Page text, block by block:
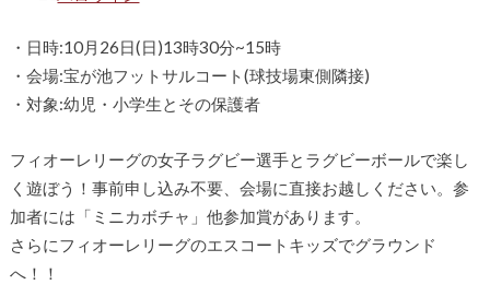
・日時:10月26日(日)13時30分~15時
・会場:宝が池フットサルコート(球技場東側隣接)
・対象:幼児・小学生とその保護者
フィオーレリーグの女子ラグビー選手とラグビーボールで楽し
く遊ぼう！事前申し込み不要、会場に直接お越しください。参
加者には「ミニカボチャ」他参加賞があります。
さらにフィオーレリーグのエスコートキッズでグラウンド
へ！！